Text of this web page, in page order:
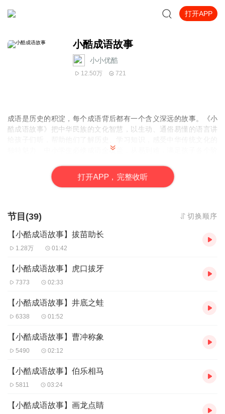
打开APP
小酷成语故事
小小优酷
12.50万 721
成语是历史的积淀，每个成语背后都有一个含义深远的故事。《小
酷成语故事》把中华民族的文化智慧，以生动、通俗易懂的语言讲
独特魅力。中小学生必修成语全覆盖，从易到难，满足孩子各个阶
打开APP，完整收听
节目(39) 切换顺序
【小酷成语故事】拔苗助长
1.28万 01:42
【小酷成语故事】虎口拔牙
7373 02:33
【小酷成语故事】井底之蛙
6338 01:52
【小酷成语故事】曹冲称象
5490 02:12
【小酷成语故事】伯乐相马
5811 03:24
【小酷成语故事】画龙点睛